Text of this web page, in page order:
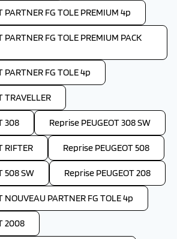
PARTNER FG TOLE PREMIUM 4p
PARTNER FG TOLE PREMIUM PACK
PARTNER FG TOLE 4p
TRAVELLER
308 Reprise PEUGEOT 308 SW
RIFTER Reprise PEUGEOT 508
508 SW Reprise PEUGEOT 208
NOUVEAU PARTNER FG TOLE 4p
2008